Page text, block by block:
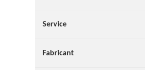
Service
Fabricant